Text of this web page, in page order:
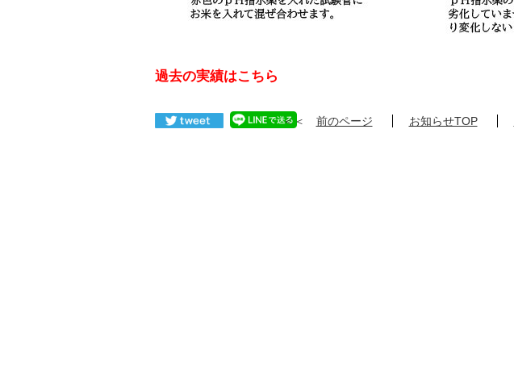
過去の実績はこちら
＜＜ 前のページ お知らせTOP